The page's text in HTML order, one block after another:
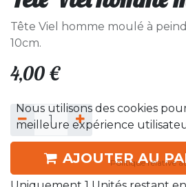
Tête Viel homme moulé à
10cm.
4,00 €
AJOUTER AU
Nous utilisons des cookies
meilleure expérience
Politique relative